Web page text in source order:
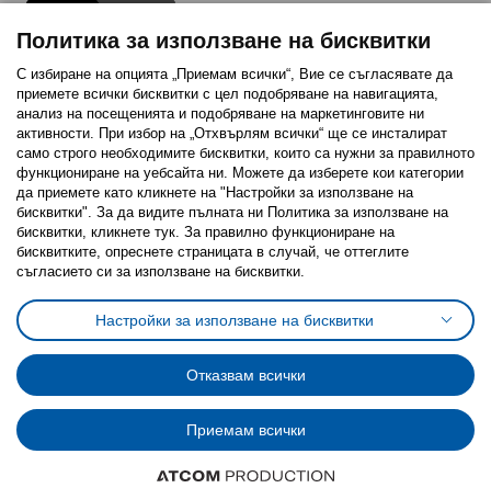
Последвайте ни:
FacebookTwitterYoutubePinterestInstagram
Политика за използване на бисквитки (Cookies)
Избор на настройки за използване на бисквитки
Условия за ползване на ikea.bgОбща политика за личните данни
Политика за защита на личните данни на ikea.bg
Общи условия на програма IKEA Family
Политика за защита на лични данни на програма IKEA Family
© Inter-IKEA Systems B.V. 1999 - 2025
Политика за използване на бисквитки
С избиране на опцията „Приемам всички“, Вие се съгласявате да
приемете всички бисквитки с цел подобряване на навигацията,
анализ на посещенията и подобряване на маркетинговите ни
активности. При избор на „Отхвърлям всички“ ще се инсталират
само строго необходимитe бисквитки, които са нужни за правилното
функциониране на уебсайта ни. Можете да изберете кои категории
да приемете като кликнете на "Настройки за използване на
бисквитки". За да видите пълната ни Политика за използване на
бисквитки, кликнете тук. За правилно функциониране на
бисквитките, опреснете страницата в случай, че оттеглите
съгласието си за използване на бисквитки.
Настройки за използване на бисквитки
Отказвам всички
Приемам всички